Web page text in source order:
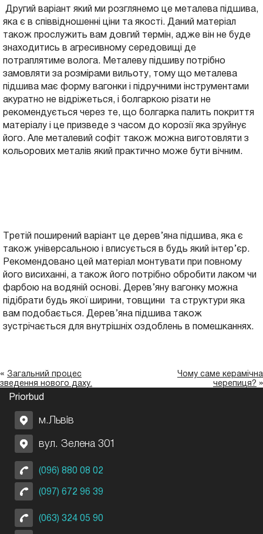
Другий варіант який ми розглянемо це металева підшива,
яка є в співвідношенні ціни та якості. Даний матеріал
також прослужить вам довгий термін, адже він не буде
знаходитись в агресивному середовищі де
потраплятиме волога. Металеву підшиву потрібно
замовляти за розмірами вильоту, тому що металева
підшива має форму вагонки і підручними інструментами
акуратно не відріжеться, і болгаркою різати не
рекомендується через те, що болгарка палить покриття
матеріалу і це призведе з часом до корозії яка зруйнує
його. Але металевий софіт також можна виготовляти з
кольорових металів який практично може бути вічним.
Третій поширений варіант це дерев’яна підшива, яка є
також універсальною і вписується в будь який інтер’єр.
Рекомендовано цей матеріал монтувати при повному
його висиханні, а також його потрібно обробити лаком чи
фарбою на водяній основі. Дерев’яну вагонку можна
підібрати будь якої ширини, товщини та структури яка
вам подобається. Дерев’яна підшива також
зустрічається для внутрішніх оздоблень в помешканнях.
« Загальний процес
зведення нового даху.
Чому саме керамічна
черепиця? »
Priorbud
м.Львів
вул. Зелена 301
(096) 880 08 02
(097) 672 96 39
(063) 324 05 90